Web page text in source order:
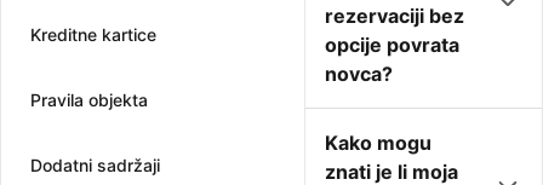
Kreditne kartice
Pravila objekta
Dodatni sadržaji
rezervaciji bez
opcije povrata
novca?
Kako mogu
znati je li moja